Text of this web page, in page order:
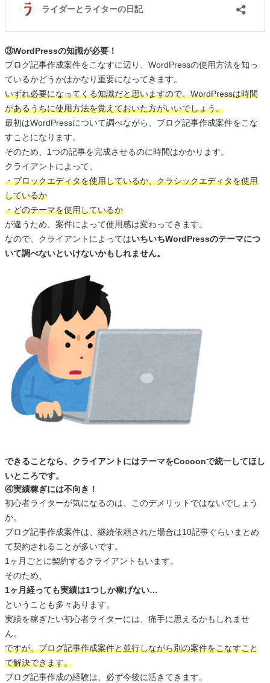
③WordPressの知識が必要！
ブログ記事作成案件をこなすに辺り、WordPressの使用方法を知っ
ているかどうかはかなり重要になってきます。
いずれ必要になってくる知識だと思いますので、WordPressは時間
があるうちに使用方法を覚えておいた方がいいでしょう。
最初はWordPressについて調べながら、ブログ記事作成案件をこな
すことになります。
そのため、1つの記事を完成させるのに時間はかかります。
クライアントによって、
・ブロックエディタを使用しているか、クラシックエディタを使用
しているか
・どのテーマを使用しているか
が違うため、案件によって使用感は変わってきます。
なので、クライアントによってはいちいちWordPressのテーマにつ
いて調べないといけないかもしれません。
できることなら、クライアントにはテーマをCocoonで統一してほし
いところです。
④実績稼ぎには不向き！
初心者ライターが気になるのは、このデメリットではないでしょう
か。
ブログ記事作成案件は、継続依頼された場合は10記事ぐらいまとめ
て契約されることが多いです。
1ヶ月ごとに契約するクライアントもいます。
そのため、
1ヶ月経っても実績は1つしか稼げない…
ということも多々あります。
実績を稼ぎたい初心者ライターには、痛手に思えるかもしれませ
ん。
ですが、ブログ記事作成案件と並行しながら別の案件をこなすこと
で解決できます。
ブログ記事作成の経験は、必ず今後に活きてきます。